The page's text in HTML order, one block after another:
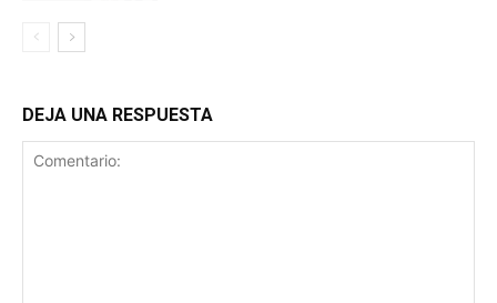
DEJA UNA RESPUESTA